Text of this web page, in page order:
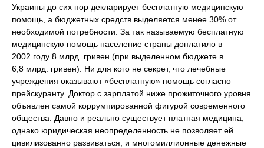
Украины до сих пор декларирует бесплатную медицинскую
помощь, а бюджетных средств выделяется менее 30% от
необходимой потребности. За так называемую бесплатную
медицинскую помощь население страны доплатило в
2002 году 8 млрд. гривен (при выделенном бюджете в
6,8 млрд. гривен). Ни для кого не секрет, что лечебные
учреждения оказывают «бесплатную» помощь согласно
прейскуранту. Доктор с зарплатой ниже прожиточного уровня
объявлен самой коррумпированной фигурой современного
общества. Давно и реально существует платная медицина,
однако юридическая неопределенность не позволяет ей
цивилизованно развиваться, и многомиллионные денежные